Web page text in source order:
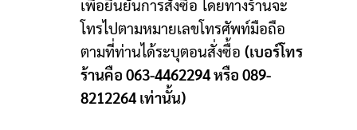
เพื่อยืนยันการสั่งซื้อ โดยทางร้านจะ
โทรไปตามหมายเลขโทรศัพท์มือถือ
ตามที่ท่านได้ระบุตอนสั่งซื้อ(เบอร์โทร
ร้านคือ 063-4462294 หรือ 089-
8212264 เท่านั้น)